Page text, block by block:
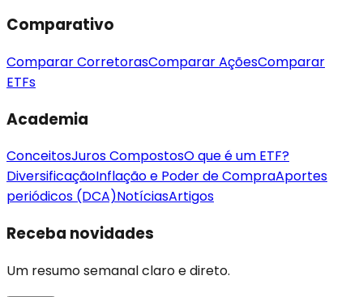
Comparativo
Comparar CorretorasComparar AçõesComparar
ETFs
Academia
ConceitosJuros CompostosO que é um ETF?
DiversificaçãoInflação e Poder de CompraAportes
periódicos (DCA)NotíciasArtigos
Receba novidades
Um resumo semanal claro e direto.